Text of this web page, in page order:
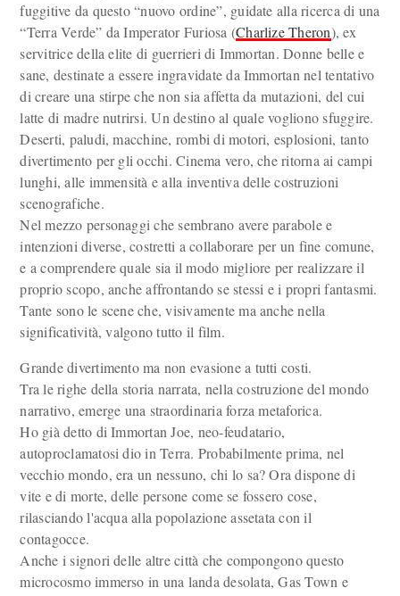
fuggitive da questo “nuovo ordine”, guidate alla ricerca di una
“Terra Verde” da Imperator Furiosa (Charlize Theron), ex
servitrice della elite di guerrieri di Immortan. Donne belle e
sane, destinate a essere ingravidate da Immortan nel tentativo
di creare una stirpe che non sia affetta da mutazioni, del cui
latte di madre nutrirsi. Un destino al quale vogliono sfuggire.
Deserti, paludi, macchine, rombi di motori, esplosioni, tanto
divertimento per gli occhi. Cinema vero, che ritorna ai campi
lunghi, alle immensità e alla inventiva delle costruzioni
scenografiche.
Nel mezzo personaggi che sembrano avere parabole e
intenzioni diverse, costretti a collaborare per un fine comune,
e a comprendere quale sia il modo migliore per realizzare il
proprio scopo, anche affrontando se stessi e i propri fantasmi.
Tante sono le scene che, visivamente ma anche nella
significatività, valgono tutto il film.
Grande divertimento ma non evasione a tutti costi.
Tra le righe della storia narrata, nella costruzione del mondo
narrativo, emerge una straordinaria forza metaforica.
Ho già detto di Immortan Joe, neo-feudatario,
autoproclamatosi dio in Terra. Probabilmente prima, nel
vecchio mondo, era un nessuno, chi lo sa? Ora dispone di
vite e di morte, delle persone come se fossero cose,
rilasciando l'acqua alla popolazione assetata con il
contagocce.
Anche i signori delle altre città che compongono questo
microcosmo immerso in una landa desolata, Gas Town e